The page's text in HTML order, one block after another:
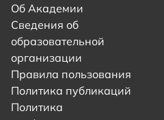
Об Академии
Сведения об
образовательной
организации
Правила пользования
Политика публикаций
Политика